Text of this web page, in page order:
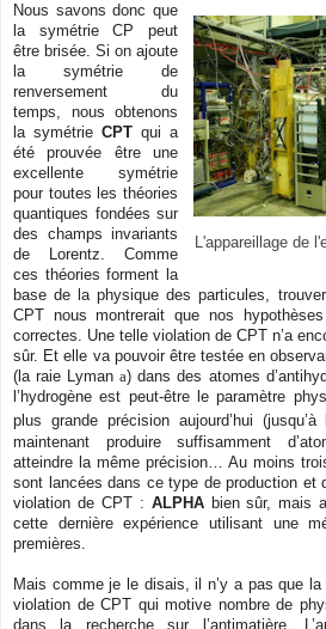
L'appareillage de
Nous savons donc que
la symétrie CP peut
être brisée. Si on ajoute
la symétrie de
renversement du
temps, nous obtenons
la symétrie CPT qui a
été prouvée être une
excellente symétrie
pour toutes les théories
quantiques fondées sur
des champs invariants
de Lorentz. Comme
ces théories forment la
base de la physique des particules,
CPT nous montrerait que nos
correctes. Une telle violation de CPT n’a
sûr. Et elle va pouvoir être testée en
(la raie Lymana) dans des atomes
l’hydrogène est peut-être le paramètre
plus grande précision aujourd’hui
maintenant produire suffisamment
atteindre la même précision… Au moins
sont lancées dans ce type de production et
violation de CPT : ALPHAbien sûr, mais
cette dernière expérience utilisant une
premières.
Mais comme je le disais, il n’y a pas que la
violation de CPT qui motive nombre de
dans la recherche sur l’antimatière.